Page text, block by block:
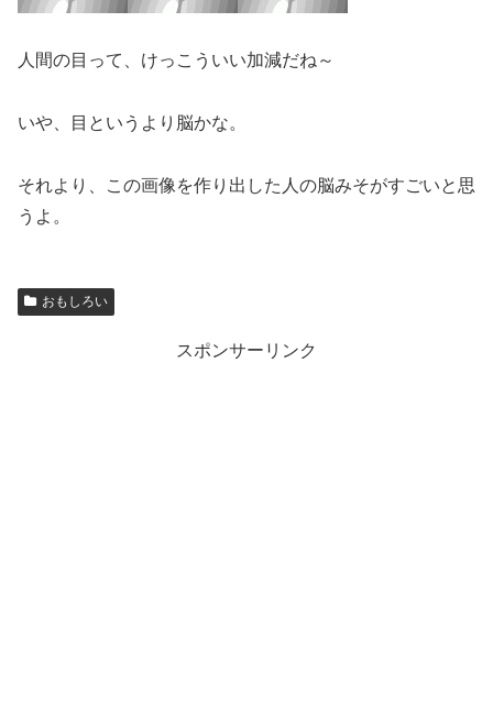
人間の目って、けっこういい加減だね～
いや、目というより脳かな。
それより、この画像を作り出した人の脳みそがすごいと思
うよ。
おもしろい
スポンサーリンク